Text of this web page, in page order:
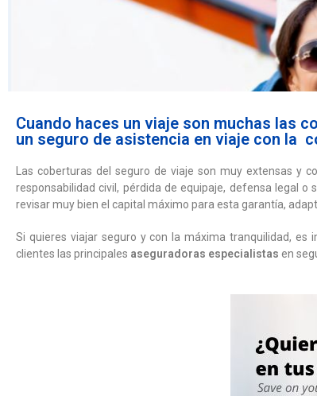
Cuando haces un viaje son muchas las
un seguro de asistencia en viaje con la
Las coberturas del seguro de viaje son muy extensas y
responsabilidad civil, pérdida de equipaje, defensa legal o
revisar muy bien el capital máximo para esta garantía,
Si quieres viajar seguro y con la máxima tranquilidad, es
clientes las principales aseguradoras especialistas en